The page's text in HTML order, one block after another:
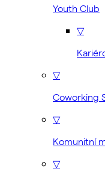
Youth Club
▽
▽
Coworking
▽
Komunitní
▽